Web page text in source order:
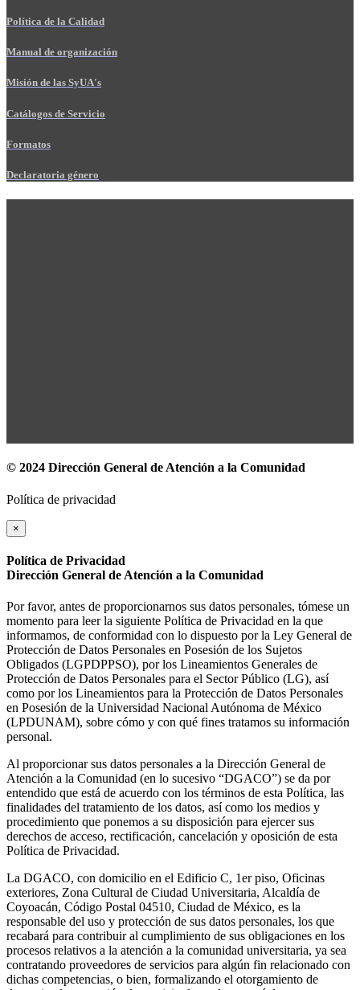
Política de la Calidad
Manual de organización
Misión de las SyUA's
Catálogos de Servicio
Formatos
Declaratoria género
© 2024 Dirección General de Atención a la Comunidad
Política de privacidad
×
Política de Privacidad
Dirección General de Atención a la Comunidad
Por favor, antes de proporcionarnos sus datos personales, tómese un
momento para leer la siguiente Política de Privacidad en la que
informamos, de conformidad con lo dispuesto por la Ley General de
Protección de Datos Personales en Posesión de los Sujetos
Obligados (LGPDPPSO), por los Lineamientos Generales de
Protección de Datos Personales para el Sector Público (LG), así
como por los Lineamientos para la Protección de Datos Personales
en Posesión de la Universidad Nacional Autónoma de México
(LPDUNAM), sobre cómo y con qué fines tratamos su información
personal.
Al proporcionar sus datos personales a la Dirección General de
Atención a la Comunidad (en lo sucesivo “DGACO”) se da por
entendido que está de acuerdo con los términos de esta Política, las
finalidades del tratamiento de los datos, así como los medios y
procedimiento que ponemos a su disposición para ejercer sus
derechos de acceso, rectificación, cancelación y oposición de esta
Política de Privacidad.
La DGACO, con domicilio en el Edificio C, 1er piso, Oficinas
exteriores, Zona Cultural de Ciudad Universitaria, Alcaldía de
Coyoacán, Código Postal 04510, Ciudad de México, es la
responsable del uso y protección de sus datos personales, los que
recabará para contribuir al cumplimiento de sus obligaciones en los
procesos relativos a la atención a la comunidad universitaria, ya sea
contratando proveedores de servicios para algún fin relacionado con
dichas competencias, o bien, formalizando el otorgamiento de